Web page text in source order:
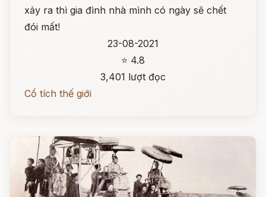
xảy ra thì gia đình nhà mình có ngày sẽ chết
đói mất!
23-08-2021
⭐ 4.8
3,401 lượt đọc
Cổ tích thế giới